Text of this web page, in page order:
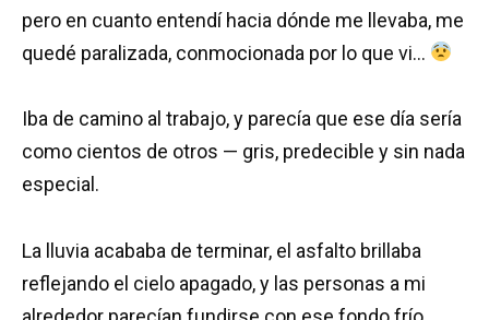
pero en cuanto entendí hacia dónde me llevaba, me
quedé paralizada, conmocionada por lo que vi…
Iba de camino al trabajo, y parecía que ese día sería
como cientos de otros — gris, predecible y sin nada
especial.
La lluvia acababa de terminar, el asfalto brillaba
reflejando el cielo apagado, y las personas a mi